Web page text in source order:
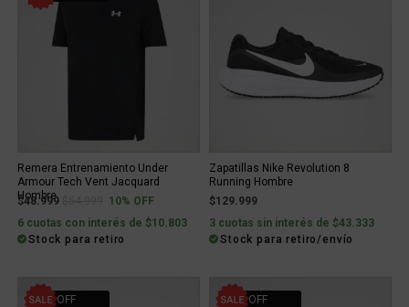
Remera Entrenamiento Under
Armour Tech Vent Jacquard
Hombre
$48.999 Price reduced from
to10% OFF
6 cuotas con interés de $10.803
Stock para retiro
Zapatillas Nike Revolution 8
Running Hombre
$129.999
3 cuotas sin interés de $43.333
Stock para retiro/envío
30% OFF 10% OFF